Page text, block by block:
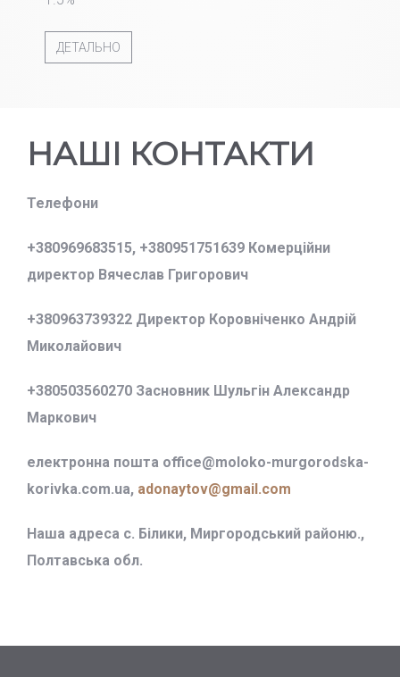
ДЕТАЛЬНО
НАШІ КОНТАКТИ
Телефони
+380969683515, +380951751639 Комерційни
директор Вячеслав Григорович
+380963739322 Директор Коровніченко Андрій
Миколайович
+380503560270 Засновник Шульгін Александр
Маркович
електронна пошта office@moloko-murgorodska-
korivka.com.ua, adonaytov@gmail.com
Наша адреса с. Білики, Миргородський районю.,
Полтавська обл.